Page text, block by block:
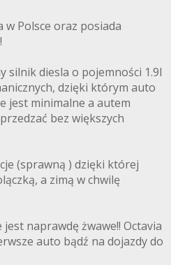
Polsce oraz posiada
silnik diesla o pojemności 1.9l
dzięki którym auto
jest minimalne a autem
bez większych
(sprawną ) dzięki której
a zimą w chwilę
naprawdę żwawe!! Octavia
auto bądź na dojazdy do